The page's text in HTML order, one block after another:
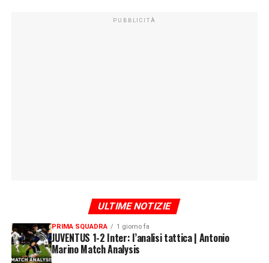
PUBBLICITÀ
ULTIME NOTIZIE
PRIMA SQUADRA 1 giorno fa
JUVENTUS 1-2 Inter: l’analisi tattica | Antonio
Marino Match Analysis